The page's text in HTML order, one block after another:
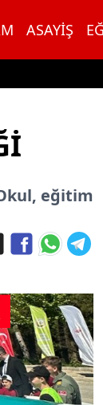
ASAYIŞ
eğitim